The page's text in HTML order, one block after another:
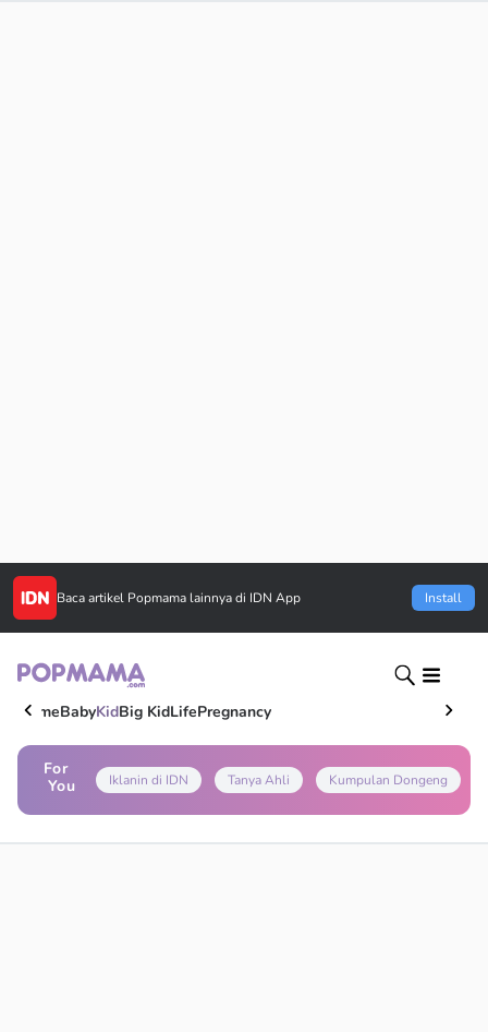
Baca artikel Popmama lainnya di IDN App Install
HomeBabyKidBig KidLifePregnancy
For
You
Iklanin di IDN Tanya Ahli Kumpulan Dongeng